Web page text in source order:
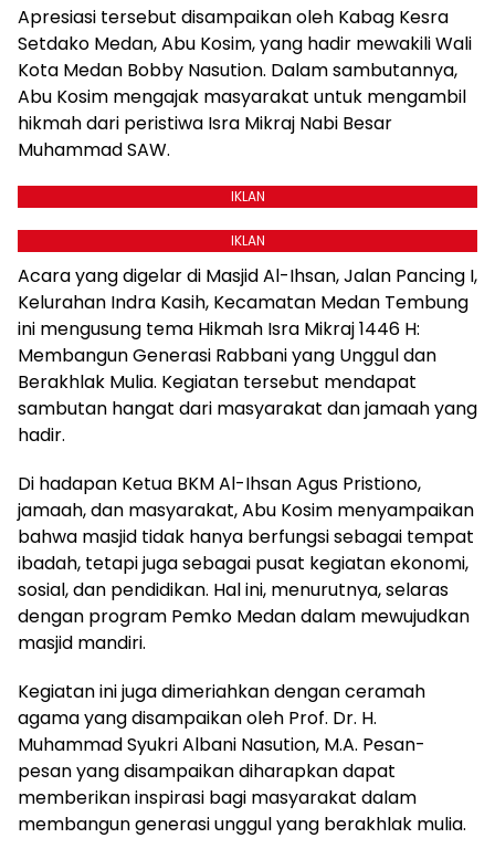
Apresiasi tersebut disampaikan oleh Kabag Kesra
Setdako Medan, Abu Kosim, yang hadir mewakili Wali
Kota Medan Bobby Nasution. Dalam sambutannya,
Abu Kosim mengajak masyarakat untuk mengambil
hikmah dari peristiwa Isra Mikraj Nabi Besar
Muhammad SAW.
IKLAN
IKLAN
Acara yang digelar di Masjid Al-Ihsan, Jalan Pancing I,
Kelurahan Indra Kasih, Kecamatan Medan Tembung
ini mengusung tema Hikmah Isra Mikraj 1446 H:
Membangun Generasi Rabbani yang Unggul dan
Berakhlak Mulia. Kegiatan tersebut mendapat
sambutan hangat dari masyarakat dan jamaah yang
hadir.
Di hadapan Ketua BKM Al-Ihsan Agus Pristiono,
jamaah, dan masyarakat, Abu Kosim menyampaikan
bahwa masjid tidak hanya berfungsi sebagai tempat
ibadah, tetapi juga sebagai pusat kegiatan ekonomi,
sosial, dan pendidikan. Hal ini, menurutnya, selaras
dengan program Pemko Medan dalam mewujudkan
masjid mandiri.
Kegiatan ini juga dimeriahkan dengan ceramah
agama yang disampaikan oleh Prof. Dr. H.
Muhammad Syukri Albani Nasution, M.A. Pesan-
pesan yang disampaikan diharapkan dapat
memberikan inspirasi bagi masyarakat dalam
membangun generasi unggul yang berakhlak mulia.